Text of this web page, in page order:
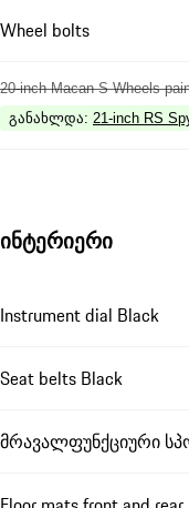
Wheel bolts
20-inch Macan S Wheels
განახლდა: 21-inch RS
ინტერიერი
Instrument dial Black
Seat belts Black
მრავალფუნქციური